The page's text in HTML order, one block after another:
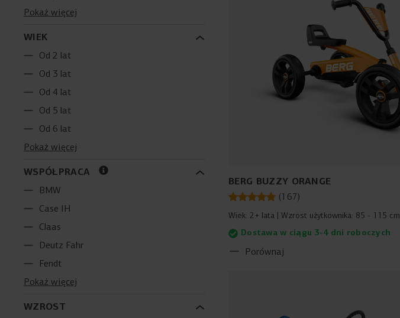
Pokaż więcej
WIEK
Od 2 lat
Od 3 lat
Od 4 lat
Od 5 lat
Od 6 lat
Pokaż więcej
WSPÓŁPRACA
BMW
Case IH
Claas
Deutz Fahr
Fendt
Pokaż więcej
WZROST
BERG BUZZY ORANGE
(167)
Wiek: 2+ lata Wzrost użytkownika: 85 - 115 cm
Dostawa w ciągu 3-4 dni roboczych
Porównaj